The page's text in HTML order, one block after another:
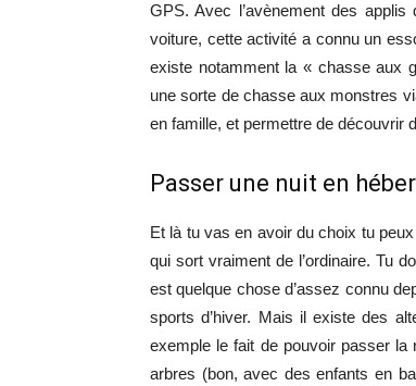
GPS. Avec l’avènement des
voiture, cette activité a connu un
existe notamment la « chasse aux
une sorte de chasse aux monstres
en famille, et permettre de découvrir
Passer une nuit en
Et là tu vas en avoir du choix tu
qui sort vraiment de l’ordinaire. Tu
est quelque chose d’assez connu
sports d’hiver. Mais il existe des
exemple le fait de pouvoir passer
arbres (bon, avec des enfants en